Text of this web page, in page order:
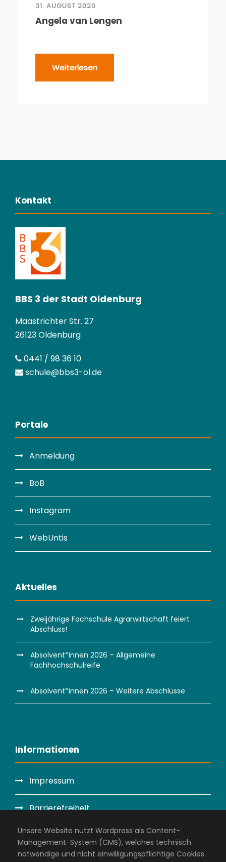
31. AUGUST 2020
Angela van Lengen
Weiterlesen
Kontakt
BBS 3 der Stadt Oldenburg
Maastrichter Str. 27
26123 Oldenburg
0441 / 98 36 10
schule@bbs3-ol.de
Portale
Anmeldung
BoB
Instagram
WebUntis
Aktuelles
Zweijährige Fachschule Agrarwirtschaft feiert
Abschluss!
Absolvent*innen 2026 – Allgemeine
Fachhochschulreife
Absolvent*innen 2026 – Weitere Abschlüsse
Informationen
Impressum
Barrierefreiheit
Datenschutzerklärung
Unsere Website nutzt Wordpress als Content-
Management-System (CMS), welches technisch
notwendige und nicht einwilligungspflichtige Cookies